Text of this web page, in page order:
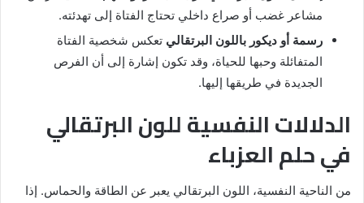
مشاعر غضب أو صراع داخلي تحتاج الفتاة إلى تهدئته.
رسمة أو ديكور باللون البرتقالي تعكس شخصية الفتاة
المتفائلة وحبها للحياة، وقد تكون إشارة إلى أن الفرص
الجديدة في طريقها إليها.
الدلالات النفسية للون البرتقالي
في حلم العزباء
من الناحية النفسية، اللون البرتقالي يعبر عن الطاقة والحماس. إذا